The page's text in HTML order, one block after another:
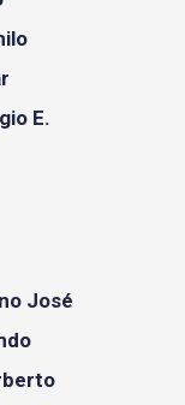
E.
José